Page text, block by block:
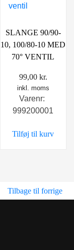
SLANGE 90/90-
10, 100/80-10 MED
70° VENTIL
99,00 kr.
inkl. moms
Varenr:
999200001
Tilføj til kurv
Tilbage til forrige